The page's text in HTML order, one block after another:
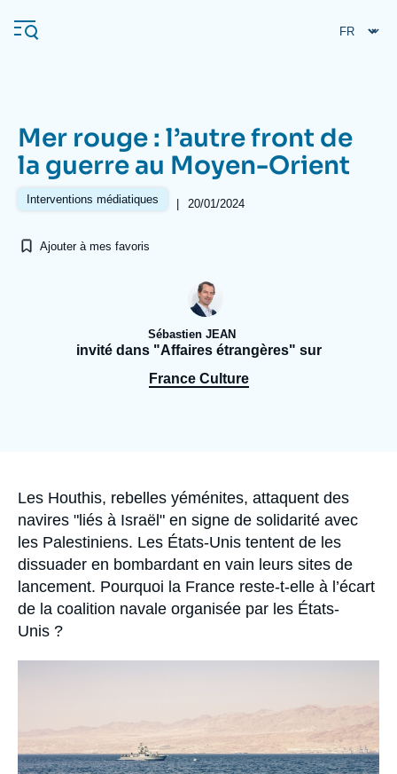
au
contenu
Navigation
principale
L'Ifri
Analyses
Recherches fréquentes
Proche-Orient
Mer rouge : l’autre front de
la guerre au Moyen-Orient
Interventions médiatiques | 20/01/2024
Ajouter à mes favoris
Sébastien JEAN
invité dans "Affaires étrangères" sur
France Culture
Accroche
Les Houthis, rebelles yéménites, attaquent des
navires "liés à Israël" en signe de solidarité avec
les Palestiniens. Les États-Unis tentent de les
dissuader en bombardant en vain leurs sites de
lancement. Pourquoi la France reste-t-elle à l’écart
de la coalition navale organisée par les États-
Unis ?